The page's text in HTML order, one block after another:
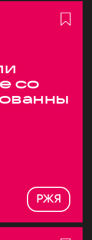
со
РЖЯ